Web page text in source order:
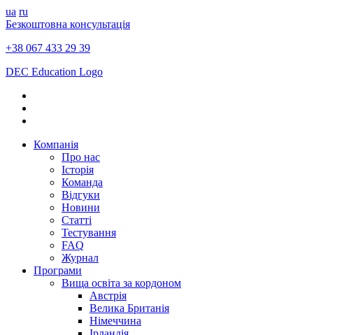
ua ru
Безкоштовна консультація
+38 067 433 29 39
DEC Education Logo
Компанія
Про нас
Історія
Команда
Відгуки
Новини
Статті
Тестування
FAQ
Журнал
Програми
Вища освіта за кордоном
Австрія
Велика Британія
Німеччина